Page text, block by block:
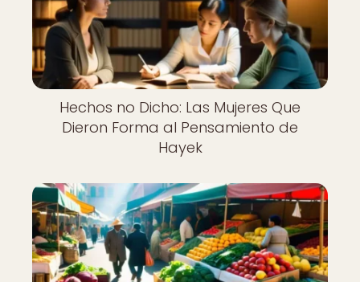
Hechos no Dicho: Las Mujeres Que
Dieron Forma al Pensamiento de
Hayek